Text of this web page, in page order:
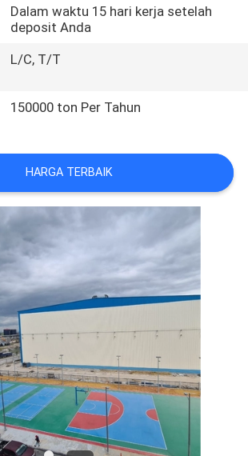
Dalam waktu 15 hari kerja setelah
deposit Anda
L/C, T/T
150000 ton Per Tahun
HARGA TERBAIK